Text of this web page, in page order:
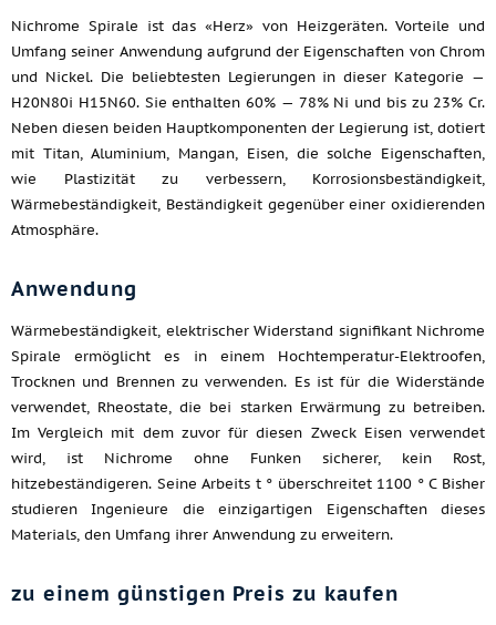
Nichrome Spirale ist das «Herz» von Heizgeräten. Vorteile und
Umfang seiner Anwendung aufgrund der Eigenschaften von Chrom
und Nickel. Die beliebtesten Legierungen in dieser Kategorie —
H20N80i H15N60. Sie enthalten 60% — 78% Ni und bis zu 23% Cr.
Neben diesen beiden Hauptkomponenten der Legierung ist, dotiert
mit Titan, Aluminium, Mangan, Eisen, die solche Eigenschaften,
wie Plastizität zu verbessern, Korrosionsbeständigkeit,
Wärmebeständigkeit, Beständigkeit gegenüber einer oxidierenden
Atmosphäre.
Anwendung
Wärmebeständigkeit, elektrischer Widerstand signifikant Nichrome
Spirale ermöglicht es in einem Hochtemperatur-Elektroofen,
Trocknen und Brennen zu verwenden. Es ist für die Widerstände
verwendet, Rheostate, die bei starken Erwärmung zu betreiben.
Im Vergleich mit dem zuvor für diesen Zweck Eisen verwendet
wird, ist Nichrome ohne Funken sicherer, kein Rost,
hitzebeständigeren. Seine Arbeits t ° überschreitet 1100 ° C Bisher
studieren Ingenieure die einzigartigen Eigenschaften dieses
Materials, den Umfang ihrer Anwendung zu erweitern.
zu einem günstigen Preis zu kaufen